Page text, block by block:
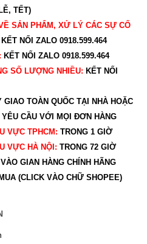
TẾT)
SẢN PHẨM, XỬ LÝ CÁC SỰ CỐ
KẾT NỐI ZALO 0918.599.464
KẾT NỐI ZALO 0918.599.464
SỐ LƯỢNG NHIỀU: KẾT NỐI
GIAO TOÀN QUỐC TẠI NHÀ HOẶC
CẦU VỚI MỌI ĐƠN HÀNG
VỰC TPHCM: TRONG 1 GIỜ
VỰC HÀ NỘI: TRONG 72 GIỜ
VÀO GIAN HÀNG CHÍNH HÃNG
(CLICK VÀO CHỮ SHOPEE)